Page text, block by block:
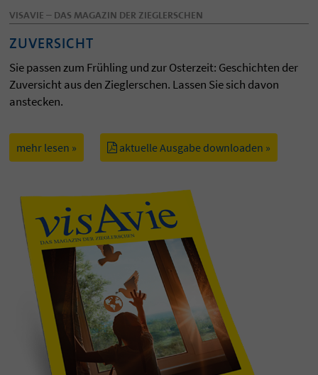
VISAVIE – DAS MAGAZIN DER ZIEGLERSCHEN
ZUVERSICHT
Sie passen zum Frühling und zur Osterzeit: Geschichten der
Zuversicht aus den Zieglerschen. Lassen Sie sich davon
anstecken.
mehr lesen » aktuelle Ausgabe downloaden »